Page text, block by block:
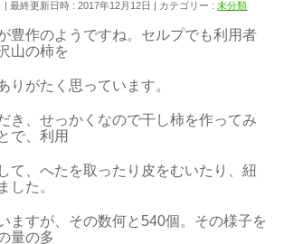
最終更新日時 : 2017年12月12日 カテゴリー :未分類
豊作のようですね。セルプでも利用者
山の柿を
りがたく思っています。
き、せっかくなので干し柿を作ってみ
で、利用
て、へたを取ったり皮をむいたり、紐
した。
ますが、その数何と540個。その様子を
量の多